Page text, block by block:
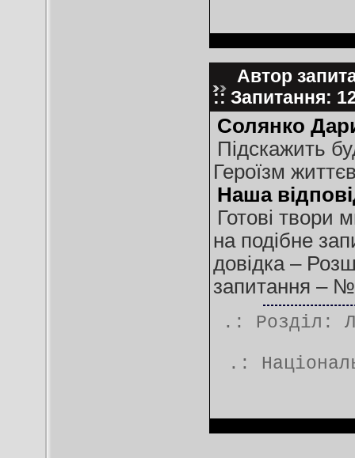
Автор
:: Запитання:
Солянко
Підскажить
Героїзм
Наша
Готові твори
на подібне
довідка –
запитання –
.: Розділ:
.: